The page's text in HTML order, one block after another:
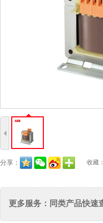
4
分享： 收藏：
更多服务：同类产品快速